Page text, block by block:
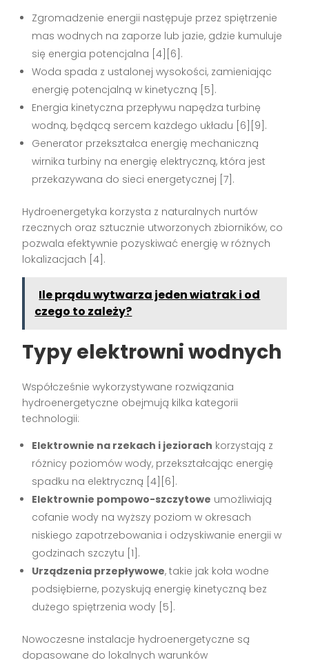
Zgromadzenie energii następuje przez spiętrzenie
mas wodnych na zaporze lub jazie, gdzie kumuluje
się energia potencjalna [4][6] .
Woda spada z ustalonej wysokości, zamieniając
energię potencjalną w kinetyczną [5] .
Energia kinetyczna przepływu napędza turbinę
wodną, będącą sercem każdego układu [6][9] .
Generator przekształca energię mechaniczną
wirnika turbiny na energię elektryczną, która jest
przekazywana do sieci energetycznej [7] .
Hydroenergetyka korzysta z naturalnych nurtów
rzecznych oraz sztucznie utworzonych zbiorników, co
pozwala efektywnie pozyskiwać energię w różnych
lokalizacjach [4] .
Ile prądu wytwarza jeden wiatrak i od
czego to zależy?
Typy elektrowni wodnych
Współcześnie wykorzystywane rozwiązania
hydroenergetyczne obejmują kilka kategorii
technologii:
Elektrownie na rzekach i jeziorach korzystają z
różnicy poziomów wody, przekształcając energię
spadku na elektryczną [4][6] .
Elektrownie pompowo-szczytowe umożliwiają
cofanie wody na wyższy poziom w okresach
niskiego zapotrzebowania i odzyskiwanie energii w
godzinach szczytu [1] .
Urządzenia przepływowe, takie jak koła wodne
podsiębierne, pozyskują energię kinetyczną bez
dużego spiętrzenia wody [5] .
Nowoczesne instalacje hydroenergetyczne są
dopasowane do lokalnych warunków